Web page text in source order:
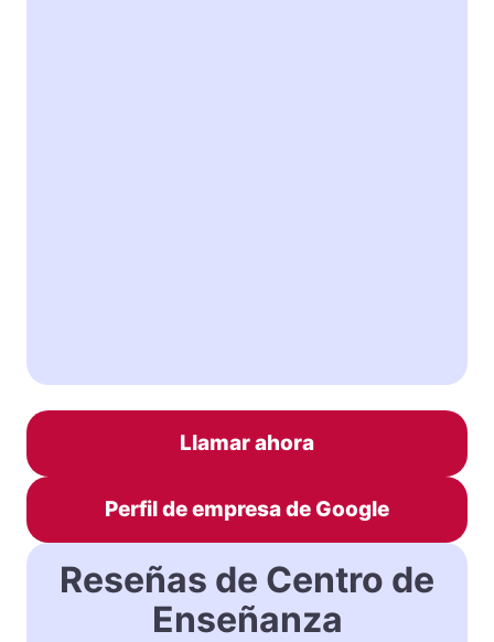
Llamar ahora
Perfil de empresa de Google
Reseñas de Centro de
Enseñanza